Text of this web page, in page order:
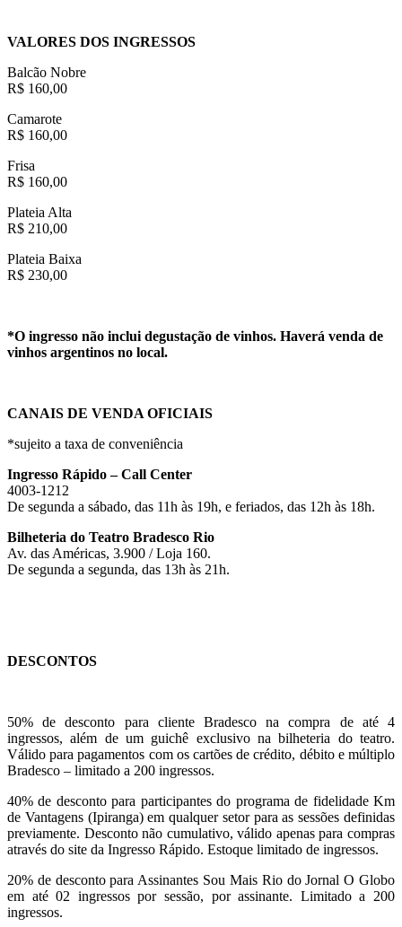
VALORES DOS INGRESSOS
Balcão Nobre
R$ 160,00
Camarote
R$ 160,00
Frisa
R$ 160,00
Plateia Alta
R$ 210,00
Plateia Baixa
R$ 230,00
*O ingresso não inclui degustação de vinhos. Haverá venda de
vinhos argentinos no local.
CANAIS DE VENDA OFICIAIS
*sujeito a taxa de conveniência
Ingresso Rápido – Call Center
4003-1212
De segunda a sábado, das 11h às 19h, e feriados, das 12h às 18h.
Bilheteria do Teatro Bradesco Rio
Av. das Américas, 3.900 / Loja 160.
De segunda a segunda, das 13h às 21h.
DESCONTOS
50% de desconto para cliente Bradesco na compra de até 4
ingressos, além de um guichê exclusivo na bilheteria do teatro.
Válido para pagamentos com os cartões de crédito, débito e múltiplo
Bradesco – limitado a 200 ingressos.
40% de desconto para participantes do programa de fidelidade Km
de Vantagens (Ipiranga) em qualquer setor para as sessões definidas
previamente. Desconto não cumulativo, válido apenas para compras
através do site da Ingresso Rápido. Estoque limitado de ingressos.
20% de desconto para Assinantes Sou Mais Rio do Jornal O Globo
em até 02 ingressos por sessão, por assinante. Limitado a 200
ingressos.